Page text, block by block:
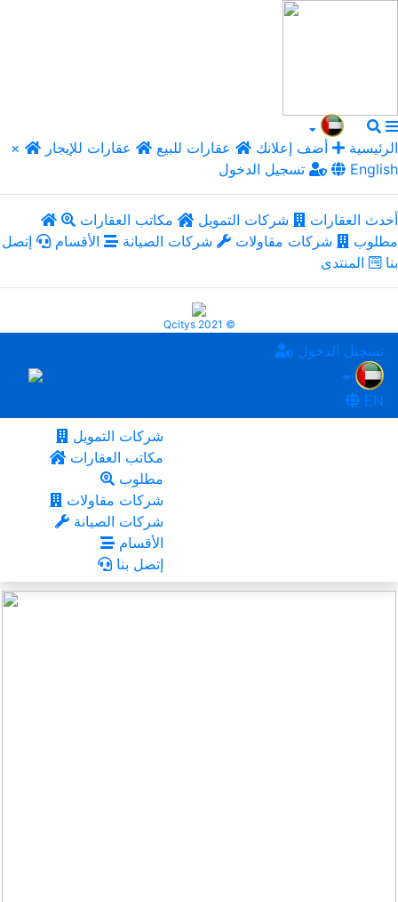
× الرئيسية أضف إعلانك عقارات للبيع
عقارات للإيجار
تسجيل الدخول
English
أحدث العقارات شركات التمويل
مكاتب العقارات
مطلوب
شركات مقاولات شركات الصيانة الأقسام
إتصل
بنا
المنتدى
Qcitys 2021 ©
تسجيل الدخول
EN
شركات التمويل
مكاتب العقارات
مطلوب
شركات مقاولات
شركات الصيانة
الأقسام
إتصل بنا